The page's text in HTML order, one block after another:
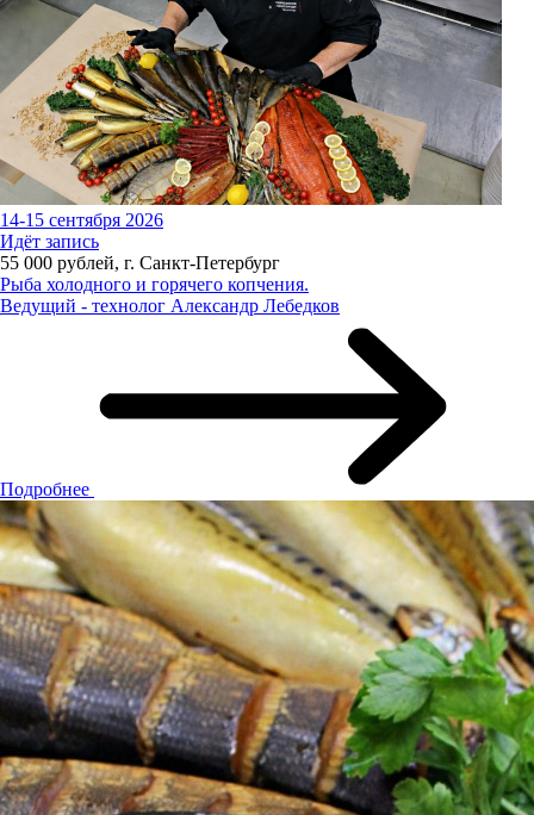
14-15 сентября 2026
Идёт запись
55 000 рублей, г. Санкт-Петербург
Рыба холодного и горячего копчения.
Ведущий - технолог Александр Лебедков
Подробнее